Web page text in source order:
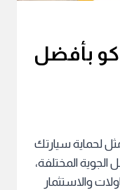
بأفضل
لحماية سيارتك
المختلفة،
والاستثمار